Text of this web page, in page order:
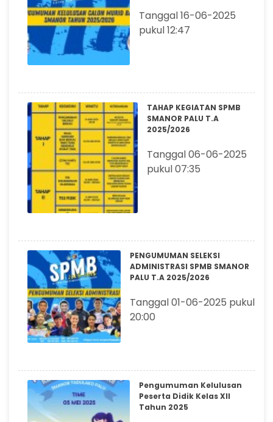
Tanggal 16-06-2025
pukul 12:47
TAHAP KEGIATAN SPMB
SMANOR PALU T.A
2025/2026
Tanggal 06-06-2025
pukul 07:35
PENGUMUMAN SELEKSI
ADMINISTRASI SPMB SMANOR
PALU T.A 2025/2026
Tanggal 01-06-2025 pukul
20:00
Pengumuman Kelulusan
Peserta Didik Kelas XII
Tahun 2025